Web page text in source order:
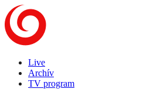
Live
Archív
TV program